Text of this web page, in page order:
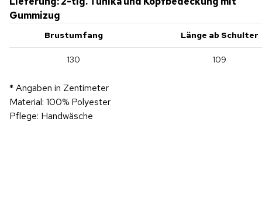
Gummizug
Brustumfang Länge ab Schulter
130 109
* Angaben in Zentimeter
Material: 100% Polyester
Pflege: Handwäsche